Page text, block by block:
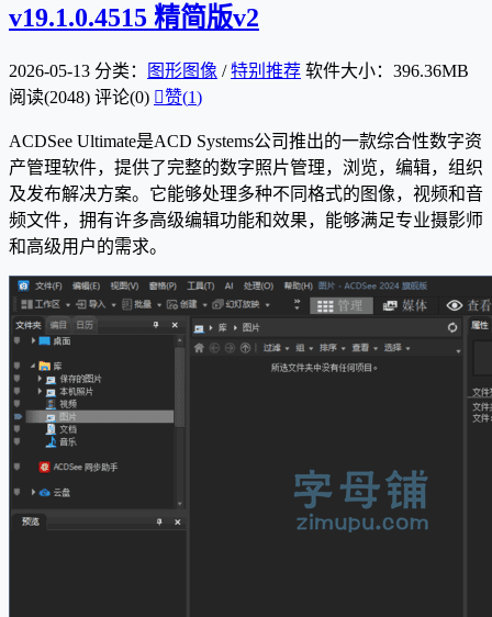
v19.1.0.4515 精简版v2
2026-05-13 分类： 图形图像 /特别推荐 软件大小：396.36MB
阅读(2048) 评论(0) 赞(1)
ACDSee Ultimate是ACD Systems公司推出的一款综合性数字资
产管理软件，提供了完整的数字照片管理，浏览，编辑，组织
及发布解决方案。它能够处理多种不同格式的图像，视频和音
频文件，拥有许多高级编辑功能和效果，能够满足专业摄影师
和高级用户的需求。